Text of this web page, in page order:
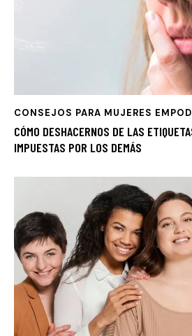
CONSEJOS PARA MUJERES
CÓMO DESHACERNOS DE LAS
IMPUESTAS POR LOS DEMÁS